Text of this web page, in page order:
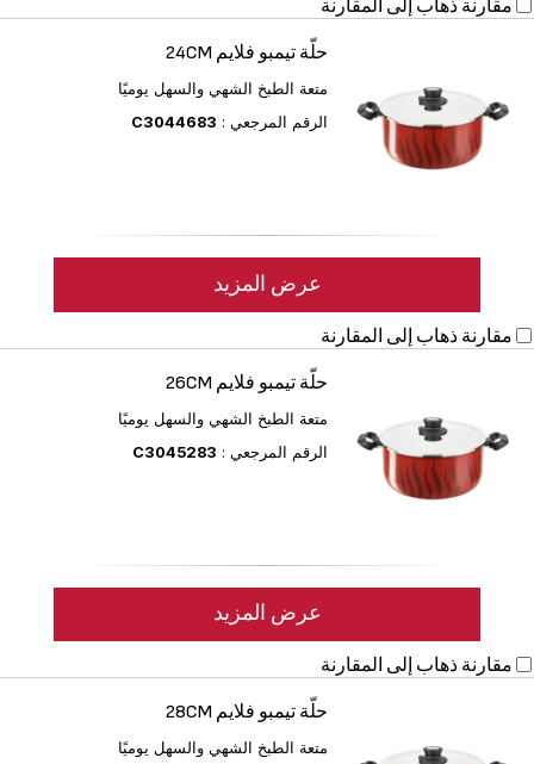
مقارنة ذهاب إلى المقارنة
حلّة تيمبو فلايم 24CM
متعة الطبخ الشهي والسهل يوميًا
الرقم المرجعي : C3044683
عرض المزيد
مقارنة ذهاب إلى المقارنة
حلّة تيمبو فلايم 26CM
متعة الطبخ الشهي والسهل يوميًا
الرقم المرجعي : C3045283
عرض المزيد
مقارنة ذهاب إلى المقارنة
حلّة تيمبو فلايم 28CM
متعة الطبخ الشهي والسهل يوميًا